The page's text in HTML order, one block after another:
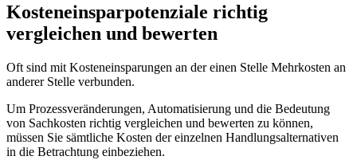
Kosteneinsparpotenziale richtig
vergleichen und bewerten
Oft sind mit Kosteneinsparungen an der einen Stelle Mehrkosten an
anderer Stelle verbunden.
Um Prozessveränderungen, Automatisierung und die Bedeutung
von Sachkosten richtig vergleichen und bewerten zu können,
müssen Sie sämtliche Kosten der einzelnen Handlungsalternativen
in die Betrachtung einbeziehen.